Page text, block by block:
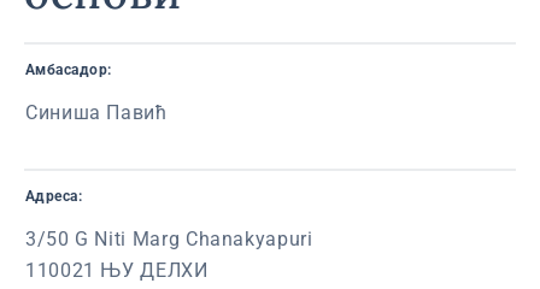
Амбасадор:
Синиша Павић
Адреса:
3/50 G Niti Marg Chanakyapuri
110021 ЊУ ДЕЛХИ